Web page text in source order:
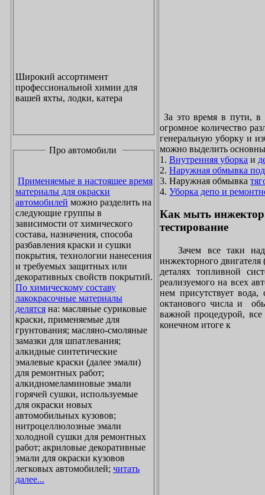
Широкий ассортимент
профессиональной химии для
вашей яхты, лодки, катера
Про автомобили
Применяемые в настоящее время
материалы для окраски
автомобилей можно разделить на
следующие группы в
зависимости от химического
состава, назначения, способа
разбавления краски и сушки
покрытия, технологии нанесения
и требуемых защитных или
декоративных свойств покрытий.
По химическому составу
лакокрасочные материалы
делятся на: масляные суриковые
краски, применяемые для
грунтования; масляно-смоляные
замазки для шпатлевания;
алкидные синтетические
эмалевые краски (далее эмали)
для ремонтных работ;
алкидномеламиновые эмали
горячей сушки, используемые
для окраски новых
автомобильных кузовов;
нитроцеллюлозные эмали
холодной сушки для ремонтных
работ; акриловые декоративные
эмали для окраски кузовов
легковых автомобилей; читать
далее...
За это время в пути,
огромное количество
генеральную уборку и
можно выделить
1. Внутренняя уборка и
2. Наружная обмывка
3. Наружная обмывка
4. Уборка депо и
Как мыть
тестирование
Зачем все таки
инжекторного
деталях топливной
реализуемого на всех
нем присутствует
октанового числа и
важной процедурой, все
конечном итоге к